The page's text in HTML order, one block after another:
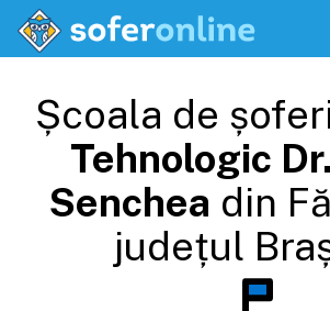
Școala de
Tehnologic
Senchea din
județul